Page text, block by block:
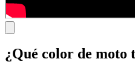
¿Qué color de moto